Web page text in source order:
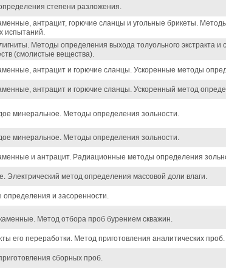
степени разложения.
антрацит, горючие сланцы и угольные брикеты.
испытаний.
Методы определения выхода толуольного экстракта
(смолистые вещества).
антрацит и горючие сланцы. Ускоренные методы
антрацит и горючие сланцы. Ускоренный метод
минеральное. Методы определения зольности.
минеральное. Методы определения зольности.
и антрацит. Радиационные методы определения
Электрический метод определения массовой доли влаги.
и засоренности.
Метод отбора проб бурением скважин.
его переработки. Метод приготовления аналитических проб.
сборных проб.